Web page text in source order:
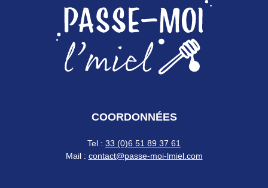
COORDONNÉES
Tel : 33 (0)6 51 89 37 61
Mail : contact@passe-moi-lmiel.com